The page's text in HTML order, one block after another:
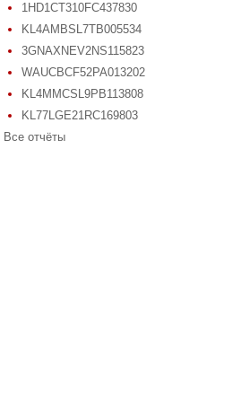
1HD1CT310FC437830
KL4AMBSL7TB005534
3GNAXNEV2NS115823
WAUCBCF52PA013202
KL4MMCSL9PB113808
KL77LGE21RC169803
Все отчёты